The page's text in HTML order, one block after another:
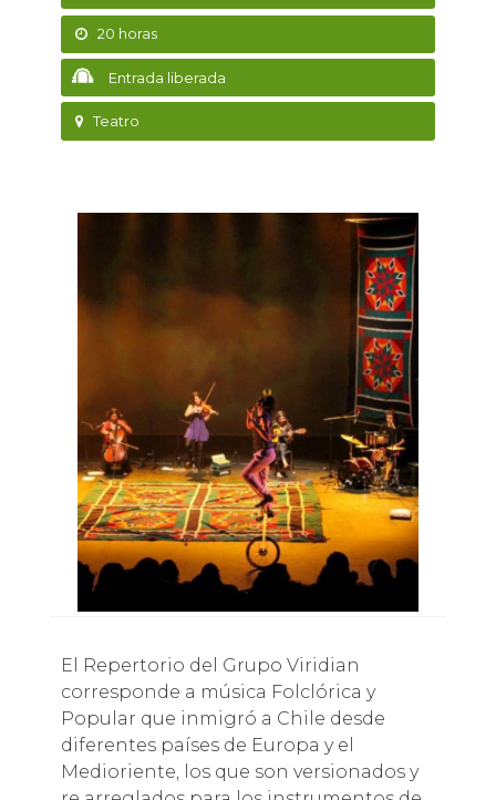
20 horas
Entrada liberada
Teatro
El Repertorio del Grupo Viridian
corresponde a música Folclórica y
Popular que inmigró a Chile desde
diferentes países de Europa y el
Medioriente, los que son versionados y